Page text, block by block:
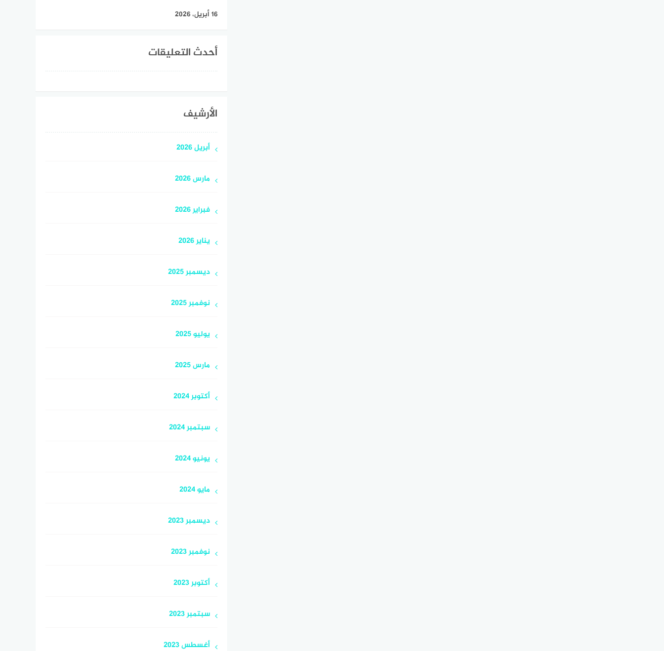
16 أبريل، 2026
أحدث التعليقات
الأرشيف
أبريل 2026
مارس 2026
فبراير 2026
يناير 2026
ديسمبر 2025
نوفمبر 2025
يوليو 2025
مارس 2025
أكتوبر 2024
سبتمبر 2024
يونيو 2024
مايو 2024
ديسمبر 2023
نوفمبر 2023
أكتوبر 2023
سبتمبر 2023
أغسطس 2023